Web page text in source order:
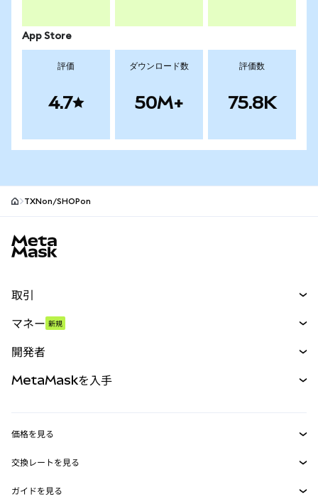
App Store
評価
4.7
ダウンロード数
50M+
評価数
75.8K
TXNon/SHOPon
取引
パーペチュアル
RWA
マネー 新規
開発者
MetaMask Connect
Snaps
MetaMaskを入手
価格を見る
イーサリアムの価格
Solanaの価格
交換レートを見る
ガイドを見る